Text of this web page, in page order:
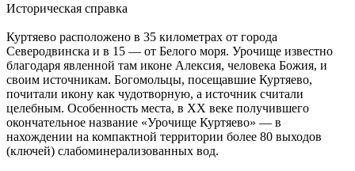
Историческая справка
Куртяево расположено в 35 километрах от города
Северодвинска и в 15 — от Белого моря. Урочище известно
благодаря явленной там иконе Алексия, человека Божия, и
своим источникам. Богомольцы, посещавшие Куртяево,
почитали икону как чудотворную, а источник считали
целебным. Особенность места, в XX веке получившего
окончательное название «Урочище Куртяево» — в
нахождении на компактной территории более 80 выходов
(ключей) слабоминерализованных вод.